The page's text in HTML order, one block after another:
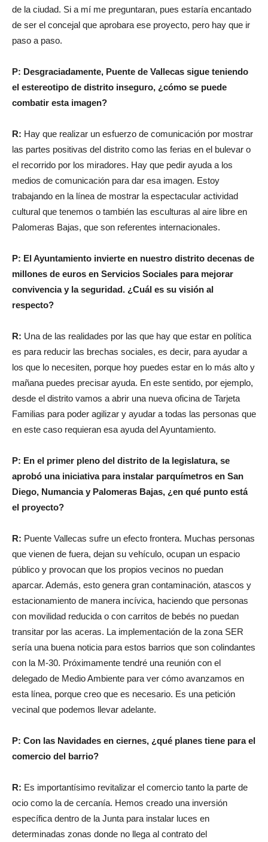
de la ciudad. Si a mí me preguntaran, pues estaría encantado
de ser el concejal que aprobara ese proyecto, pero hay que ir
paso a paso.
P: Desgraciadamente, Puente de Vallecas sigue teniendo
el estereotipo de distrito inseguro, ¿cómo se puede
combatir esta imagen?
R: Hay que realizar un esfuerzo de comunicación por mostrar
las partes positivas del distrito como las ferias en el bulevar o
el recorrido por los miradores. Hay que pedir ayuda a los
medios de comunicación para dar esa imagen. Estoy
trabajando en la línea de mostrar la espectacular actividad
cultural que tenemos o también las esculturas al aire libre en
Palomeras Bajas, que son referentes internacionales.
P: El Ayuntamiento invierte en nuestro distrito decenas de
millones de euros en Servicios Sociales para mejorar
convivencia y la seguridad. ¿Cuál es su visión al
respecto?
R: Una de las realidades por las que hay que estar en política
es para reducir las brechas sociales, es decir, para ayudar a
los que lo necesiten, porque hoy puedes estar en lo más alto y
mañana puedes precisar ayuda. En este sentido, por ejemplo,
desde el distrito vamos a abrir una nueva oficina de Tarjeta
Familias para poder agilizar y ayudar a todas las personas que
en este caso requieran esa ayuda del Ayuntamiento.
P: En el primer pleno del distrito de la legislatura, se
aprobó una iniciativa para instalar parquímetros en San
Diego, Numancia y Palomeras Bajas, ¿en qué punto está
el proyecto?
R: Puente Vallecas sufre un efecto frontera. Muchas personas
que vienen de fuera, dejan su vehículo, ocupan un espacio
público y provocan que los propios vecinos no puedan
aparcar. Además, esto genera gran contaminación, atascos y
estacionamiento de manera incívica, haciendo que personas
con movilidad reducida o con carritos de bebés no puedan
transitar por las aceras. La implementación de la zona SER
sería una buena noticia para estos barrios que son colindantes
con la M-30. Próximamente tendré una reunión con el
delegado de Medio Ambiente para ver cómo avanzamos en
esta línea, porque creo que es necesario. Es una petición
vecinal que podemos llevar adelante.
P: Con las Navidades en ciernes, ¿qué planes tiene para el
comercio del barrio?
R: Es importantísimo revitalizar el comercio tanto la parte de
ocio como la de cercanía. Hemos creado una inversión
específica dentro de la Junta para instalar luces en
determinadas zonas donde no llega al contrato del